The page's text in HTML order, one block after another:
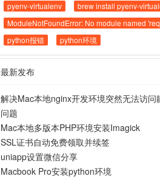
pyenv-virtualenv
brew install pyenv-
ModuleNotFoundError: No module named
python报错
python环境
最新发布
解决Mac本地nginx开发环境突然无法访问
问题
Mac本地多版本PHP环境安装Imagick
SSL证书自动免费领取并续签
uniapp设置微信分享
Macbook Pro安装python环境